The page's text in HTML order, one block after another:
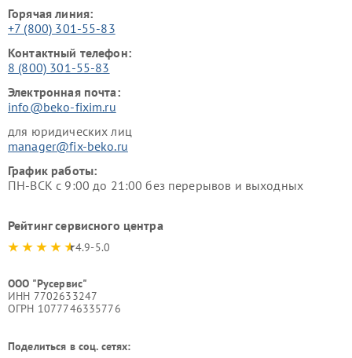
Горячая линия:
+7 (800) 301-55-83
Контактный телефон:
8 (800) 301-55-83
Электронная почта:
info@beko-fixim.ru
для юридических лиц
manager@fix-beko.ru
График работы:
ПН-ВСК с 9:00 до 21:00 без перерывов и выходных
Рейтинг сервисного центра
4.9-5.0
ООО "Русервис"
ИНН 7702633247
ОГРН 1077746335776
Поделиться в соц. сетях: